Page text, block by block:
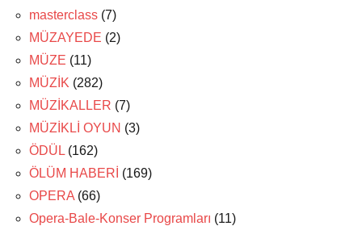
masterclass (7)
MÜZAYEDE (2)
MÜZE (11)
MÜZİK (282)
MÜZİKALLER (7)
MÜZİKLİ OYUN (3)
ÖDÜL (162)
ÖLÜM HABERİ (169)
OPERA (66)
Opera-Bale-Konser Programları (11)